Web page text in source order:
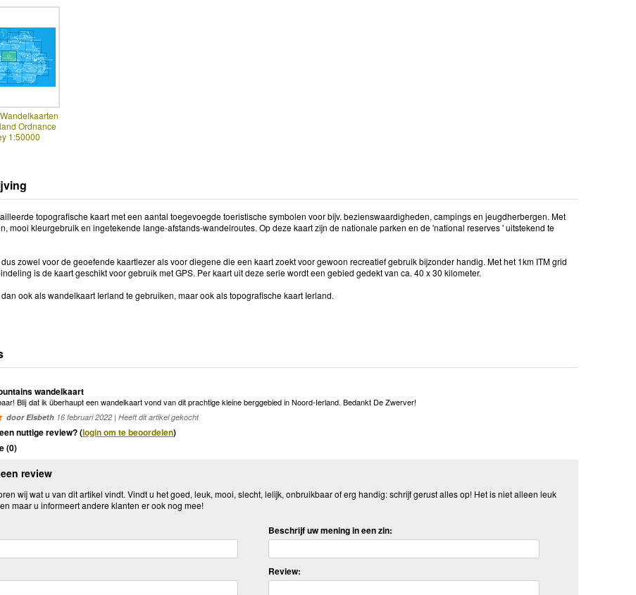
Ordnance
1:50000
topografische kaart met een aantal toegevoegde toeristische symbolen voor bijv. bezienswaardigheden, campings en jeugdherbergen. Met
mooi kleurgebruik en ingetekende lange-afstands-wandelroutes. Op deze kaart zijn de nationale parken en de 'national reserves ' uitstekend te
zowel voor de geoefende kaartlezer als voor diegene die een kaart zoekt voor gewoon recreatief gebruik bijzonder handig. Met het 1km ITM grid
is de kaart geschikt voor gebruik met GPS. Per kaart uit deze serie wordt een gebied gedekt van ca. 40 x 30 kilometer.
ook als wandelkaart Ierland te gebruiken, maar ook als topografische kaart Ierland.
wandelkaart
Blij dat ik überhaupt een wandelkaart vond van dit prachtige kleine berggebied in Noord-Ierland. Bedankt De Zwerver!
door Elsbeth 16 februari 2022 | Heeft dit artikel gekocht
nuttige review? (login om te beoordelen)
(0)
review
wij wat u van dit artikel vindt. Vindt u het goed, leuk, mooi, slecht, lelijk, onbruikbaar of erg handig: schrijf gerust alles op! Het is niet alleen leuk
maar u informeert andere klanten er ook nog mee!
Beschrijf uw mening in een zin:
Review: